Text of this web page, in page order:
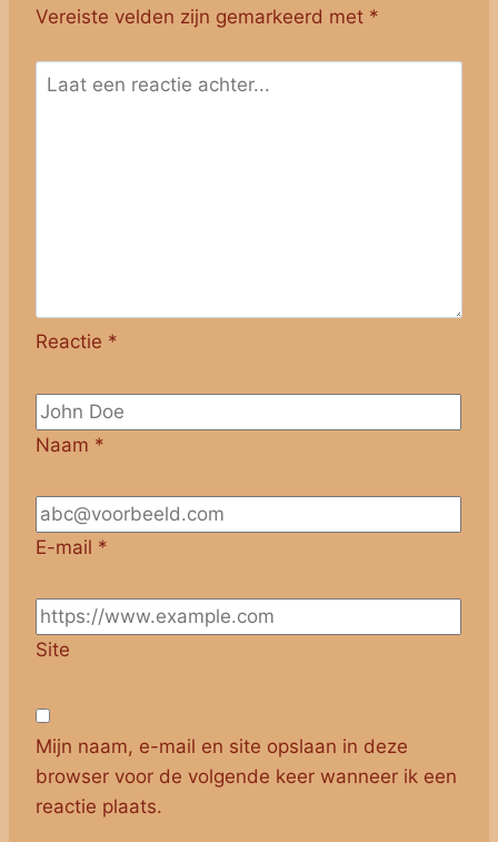
Vereiste velden zijn gemarkeerd met *
Reactie *
Naam *
E-mail *
Site
Mijn naam, e-mail en site opslaan in deze
browser voor de volgende keer wanneer ik een
reactie plaats.